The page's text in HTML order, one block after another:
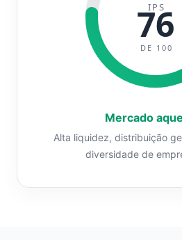
IPS
76
DE 100
Mercado
Alta liquidez, distribuição
diversidade de